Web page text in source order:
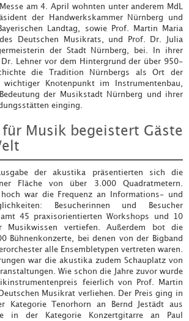
am 4. April wohnten unter anderem MdL
der Handwerkskammer Nürnberg und
Landtag, sowie Prof. Martin Maria
Deutschen Musikrats, und Prof. Dr. Julia
der Stadt Nürnberg, bei. In ihrer
Dr. Lehner vor dem Hintergrund der über 950-
die Tradition Nürnbergs als Ort der
wichtiger Knotenpunkt im Instrumentenbau,
der Musikstadt Nürnberg und ihrer
einging.
für Musik begeistert Gäste
der akustika präsentierten sich die
Fläche von über 3.000 Quadratmetern.
hoch war die Frequenz an Informations- und
Besucherinnen und Besucher
45 praxisorientierten Workshops und 10
Musikwissen vertiefen. Außerdem bot die
Bühnenkonzerte, bei denen von der Bigband
alle Ensembletypen vertreten waren.
war die akustika zudem Schauplatz von
Wie schon die Jahre zuvor wurde
feierlich von Prof. Martin
Musikrat verliehen. Der Preis ging in
Kategorie Tenorhorn an Bernd Jestädt aus
in der Kategorie Konzertgitarre an Paul